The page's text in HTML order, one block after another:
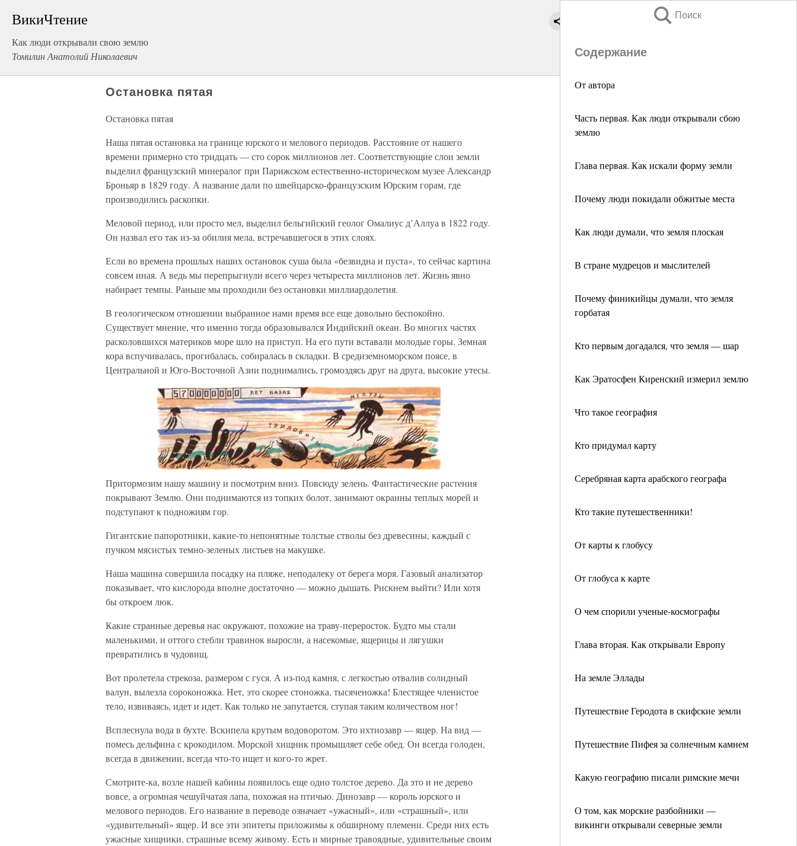
ВикиЧтение
Как люди открывали свою землю
Томилин Анатолий Николаевич
Поиск
Содержание
От автора
Часть первая. Как люди открывали сбою
землю
Глава первая. Как искали форму земли
Почему люди покидали обжитые места
Как люди думали, что земля плоская
В стране мудрецов и мыслителей
Почему финикийцы думали, что земля
горбатая
Кто первым догадался, что земля — шар
Как Эратосфен Киренский измерил землю
Что такое география
Кто придумал карту
Серебряная карта арабского географа
Кто такие путешественники!
От карты к глобусу
От глобуса к карте
О чем спорили ученые-космографы
Глава вторая. Как открывали Европу
На земле Эллады
Путешествие Геродота в скифские земли
Путешествие Пифея за солнечным камнем
Какую географию писали римские мечи
О том, как морские разбойники —
викинги открывали северные земли
Остановка пятая
Остановка пятая
Наша пятая остановка на границе юрского и мелового периодов. Расстояние от нашего
времени примерно сто тридцать — сто сорок миллионов лет. Соответствующие слои земли
выделил французский минералог при Парижском естественно-историческом музее Александр
Броньяр в 1829 году. А название дали по швейцарско-французским Юрским горам, где
производились раскопки.
Меловой период, или просто мел, выделил бельгийский геолог Омалиус д’Аллуа в 1822 году.
Он назвал его так из-за обилия мела, встречавшегося в этих слоях.
Если во времена прошлых наших остановок суша была «безвидна и пуста», то сейчас картина
совсем иная. А ведь мы перепрыгнули всего через четыреста миллионов лет. Жизнь явно
набирает темпы. Раньше мы проходили без остановки миллиардолетия.
В геологическом отношении выбранное нами время все еще довольно беспокойно.
Существует мнение, что именно тогда образовывался Индийский океан. Во многих частях
расколовшихся материков море шло на приступ. На его пути вставали молодые горы. Земная
кора вспучивалась, прогибалась, собиралась в складки. В средиземноморском поясе, в
Центральной и Юго-Восточной Азии поднимались, громоздясь друг на друга, высокие утесы.
Притормозим нашу машину и посмотрим вниз. Повсюду зелень. Фантастические растения
покрывают Землю. Они поднимаются из топких болот, занимают окраины теплых морей и
подступают к подножиям гор.
Гигантские папоротники, какие-то непонятные толстые стволы без древесины, каждый с
пучком мясистых темно-зеленых листьев на макушке.
Наша машина совершила посадку на пляже, неподалеку от берега моря. Газовый анализатор
показывает, что кислорода вполне достаточно — можно дышать. Рискнем выйти? Или хотя
бы откроем люк.
Какие странные деревья нас окружают, похожие на траву-переросток. Будто мы стали
маленькими, и оттого стебли травинок выросли, а насекомые, ящерицы и лягушки
превратились в чудовищ.
Вот пролетела стрекоза, размером с гуся. А из-под камня, с легкостью отвалив солидный
валун, вылезла сороконожка. Нет, это скорее стоножка, тысяченожка! Блестящее членистое
тело, извиваясь, идет и идет. Как только не запутается, ступая таким количеством ног!
Всплеснула вода в бухте. Вскипела крутым водоворотом. Это ихтиозавр — ящер. На вид —
помесь дельфина с крокодилом. Морской хищник промышляет себе обед. Он всегда голоден,
всегда в движении, всегда что-то ищет и кого-то жрет.
Смотрите-ка, возле нашей кабины появилось еще одно толстое дерево. Да это и не дерево
вовсе, а огромная чешуйчатая лапа, похожая на птичью. Динозавр — король юрского и
мелового периодов. Его название в переводе означает «ужасный», или «страшный», или
«удивительный» ящер. И все эти эпитеты приложимы к обширному племени. Среди них есть
ужасные хищники, страшные всему живому. Есть и мирные травоядные, удивительные своим